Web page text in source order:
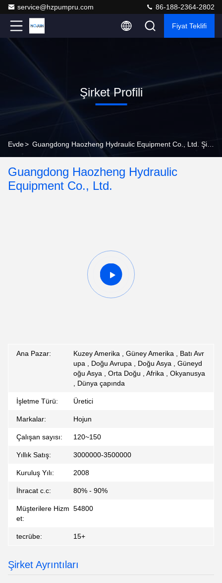
service@hzpumpru.com 86-188-2364-2802
Fiyat Teklifi
Şirket Profili
Evde>
Guangdong Haozheng Hydraulic
Equipment Co., Ltd.
Ana Pazar:
Kuzey Amerika , Güney Amerika , Batı Avr
upa , Doğu Avrupa , Doğu Asya , Güneyd
oğu Asya , Orta Doğu , Afrika , Okyanusya
, Dünya çapında
İşletme Türü: Üretici
Markalar: Hojun
Çalışan sayısı: 120~150
Yıllık Satış: 3000000-3500000
Kuruluş Yılı: 2008
İhracat c.c: 80% - 90%
Müşterilere Hizm
et:
54800
tecrübe: 15+
Şirket Ayrıntıları